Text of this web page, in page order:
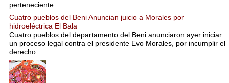
perteneciente...
Cuatro pueblos del Beni Anuncian juicio a Morales por
hidroeléctrica El Bala
Cuatro pueblos del departamento del Beni anunciaron ayer iniciar
un proceso legal contra el presidente Evo Morales, por incumplir el
derecho...